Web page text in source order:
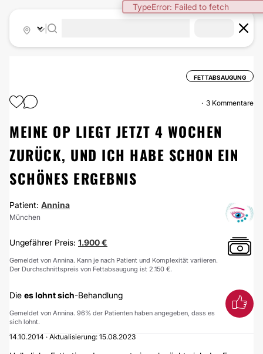
TypeError: Failed to fetch
FETTABSAUGUNG
3 Kommentare
MEINE OP LIEGT JETZT 4 WOCHEN
ZURÜCK, UND ICH HABE SCHON EIN
SCHÖNES ERGEBNIS
Patient: Annina
München
Ungefährer Preis: 1.900 €
Gemeldet von Annina. Kann je nach Patient und Komplexität variieren.
Der Durchschnittspreis von Fettabsaugung ist 2.150 €.
Die es lohnt sich-Behandlung
Gemeldet von Annina. 96% der Patienten haben angegeben, dass es
sich lohnt.
14.10.2014 · Aktualisierung: 15.08.2023